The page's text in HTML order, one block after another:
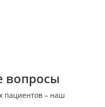
вопросы
пациентов – наш